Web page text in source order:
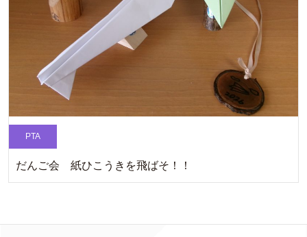
PTA
だんご会 紙ひこうきを飛ばそ！！